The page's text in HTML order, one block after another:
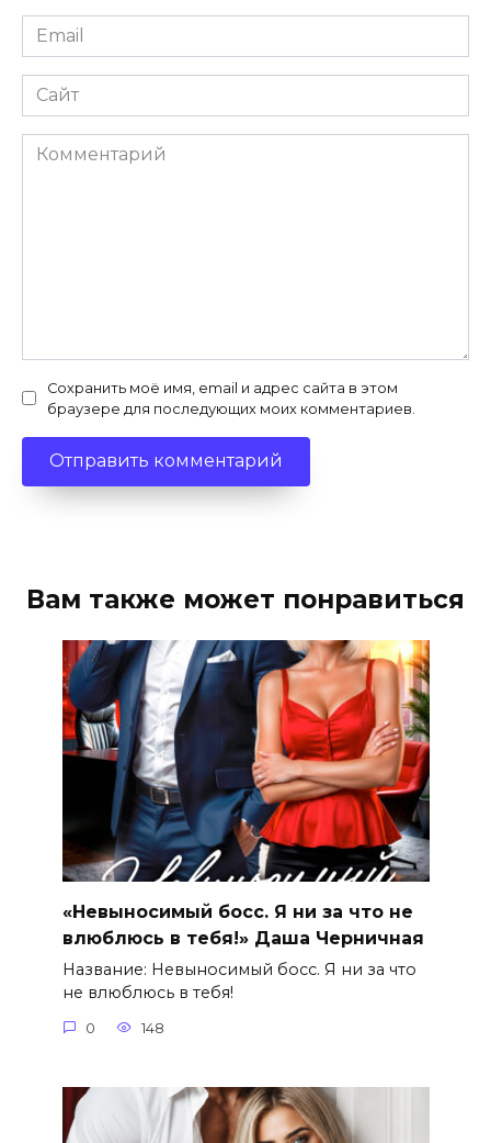
Email
*
Сайт
Комментарий
Сохранить моё имя, email и адрес сайта в этом
браузере для последующих моих комментариев.
Вам также может понравиться
«Невыносимый босс. Я ни за что не
влюблюсь в тебя!» Даша Черничная
Название: Невыносимый босс. Я ни за что
не влюблюсь в тебя!
0 148